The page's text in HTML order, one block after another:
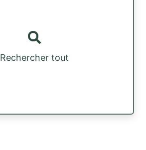
Rechercher tout